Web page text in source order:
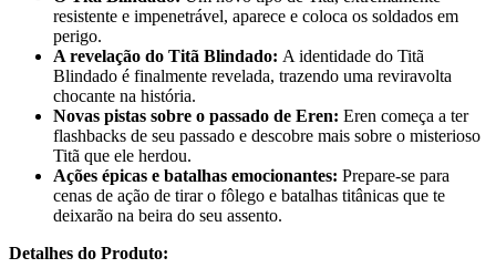
resistente e impenetrável, aparece e coloca os soldados em
perigo.
A revelação do Titã Blindado: A identidade do Titã
Blindado é finalmente revelada, trazendo uma reviravolta
chocante na história.
Novas pistas sobre o passado de Eren: Eren começa a ter
flashbacks de seu passado e descobre mais sobre o misterioso
Titã que ele herdou.
Ações épicas e batalhas emocionantes: Prepare-se para
cenas de ação de tirar o fôlego e batalhas titânicas que te
deixarão na beira do seu assento.
Detalhes do Produto: